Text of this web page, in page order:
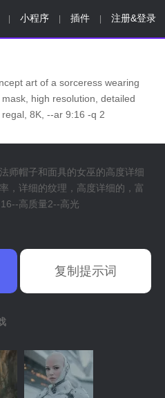
小程序 插件 注册&登录
art of a sorceress wearing
high resolution, detailed
8K, --ar 9:16 -q 2
师帽子和面具的女巫的高度详细
，详细的纹理，高度详细的，富
高质量2--高光
复制提示词